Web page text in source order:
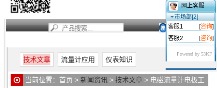
技术文章 流量计应用 仪表知识
当前位置： 首页 > 新闻资讯 > 技术文章 > 电磁流量计电极工
网上客服
市场部[2]
客服1
[咨询]
客服2
[咨询]
Powered by 53KF